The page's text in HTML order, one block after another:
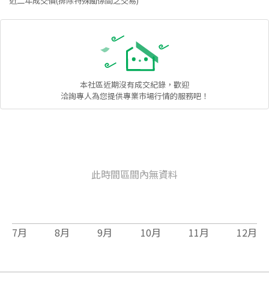
本社區近期沒有成交紀錄，歡迎
洽詢專人為您提供專業市場行情的服務吧！
此時間區間內無資料
7月 8月 9月 10月 11月 12月